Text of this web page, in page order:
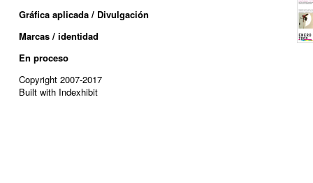
Gráfica aplicada / Divulgación
Marcas / identidad
En proceso
Copyright 2007-2017
Built with Indexhibit